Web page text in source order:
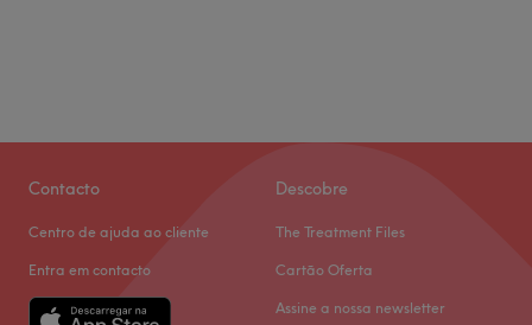
Contacto
Centro de ajuda ao cliente
Entra em contacto
Descobre
The Treatment Files
Cartão Oferta
Assine a nossa newsletter